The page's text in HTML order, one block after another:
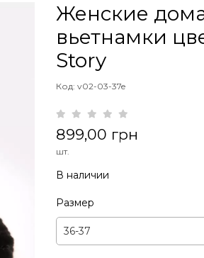
Женские
вьетнамки
Story
Код: v02-03-37e
899,00 грн
шт.
В наличии
Размер